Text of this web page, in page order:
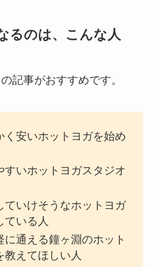
るのは、こんな人
記事がおすすめです。
く安いホットヨガを始め
すいホットヨガスタジオ
ていけそうなホットヨガ
ている人
に通える鐘ヶ淵のホット
教えてほしい人